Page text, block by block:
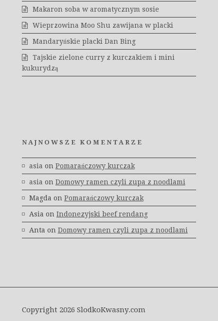
Makaron soba w aromatycznym sosie
Wieprzowina Moo Shu zawijana w placki
Mandaryńskie placki Dan Bing
Tajskie zielone curry z kurczakiem i mini
kukurydzą
NAJNOWSZE KOMENTARZE
asia on Pomarańczowy kurczak
asia on Domowy ramen czyli zupa z noodlami
Magda on Pomarańczowy kurczak
Asia on Indonezyjski beef rendang
Anta on Domowy ramen czyli zupa z noodlami
Copyright 2026 SlodkoKwasny.com